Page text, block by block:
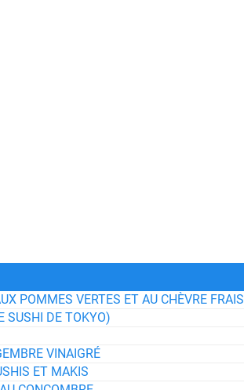
POMMES VERTES ET AU CHÈVRE FRAIS
SUSHI DE TOKYO)
VINAIGRÉ
ET MAKIS